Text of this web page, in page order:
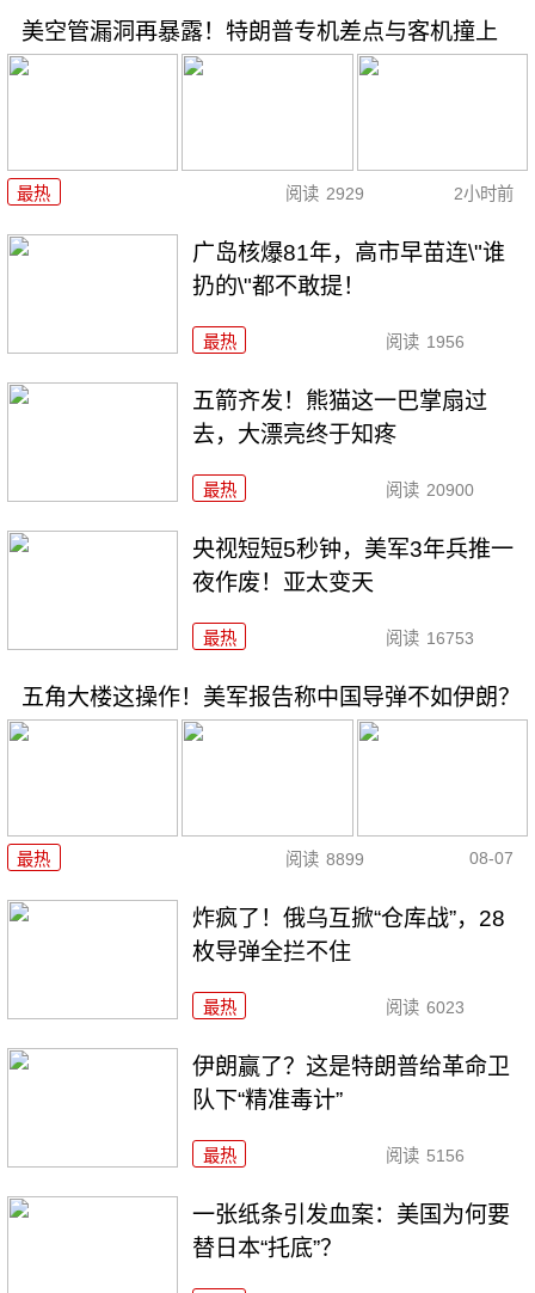
美空管漏洞再暴露！特朗普专机差点与客机撞上
最热 阅读 2929 2小时前
广岛核爆81年，高市早苗连\"谁
扔的\"都不敢提！
最热 阅读 1956
五箭齐发！熊猫这一巴掌扇过
去，大漂亮终于知疼
最热 阅读 20900
央视短短5秒钟，美军3年兵推一
夜作废！亚太变天
最热 阅读 16753
五角大楼这操作！美军报告称中国导弹不如伊朗？
最热 阅读 8899 08-07
炸疯了！俄乌互掀“仓库战”，28
枚导弹全拦不住
最热 阅读 6023
伊朗赢了？这是特朗普给革命卫
队下“精准毒计”
最热 阅读 5156
一张纸条引发血案：美国为何要
替日本“托底”？